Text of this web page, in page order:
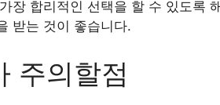
장 합리적인 선택을 할 수 있도록
받는 것이 좋습니다.
주의할점